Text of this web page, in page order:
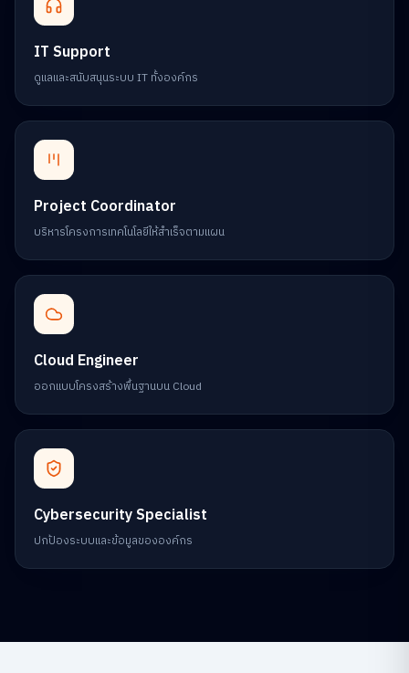
IT Support
ดูแลและสนับสนุนระบบ IT ทั้งองค์กร
Project Coordinator
บริหารโครงการเทคโนโลยีให้สำเร็จตามแผน
Cloud Engineer
ออกแบบโครงสร้างพื้นฐานบน Cloud
Cybersecurity Specialist
ปกป้องระบบและข้อมูลขององค์กร